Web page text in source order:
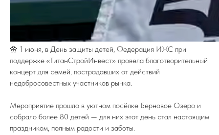
🌼 1 июня, в День защиты детей, Федерация ИЖС при
поддержке «ТитанСтройИнвест» провела благотворительный
концерт для семей, пострадавших от действий
недобросовестных участников рынка.
Мероприятие прошло в уютном посёлке Берновое Озеро и
собрало более 80 детей — для них этот день стал настоящим
праздником, полным радости и заботы.